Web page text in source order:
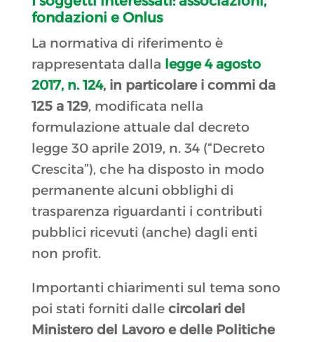
fondazioni e Onlus
La normativa di riferimento è
rappresentata dalla legge 4 agosto
2017, n. 124, in particolare i commi da
125 a 129, modificata nella
formulazione attuale dal decreto
legge 30 aprile 2019, n. 34 (“Decreto
Crescita”), che ha disposto in modo
permanente alcuni obblighi di
trasparenza riguardanti i contributi
pubblici ricevuti (anche) dagli enti
non profit.
Importanti chiarimenti sul tema sono
poi stati forniti dalle circolari del
Ministero del Lavoro e delle Politiche